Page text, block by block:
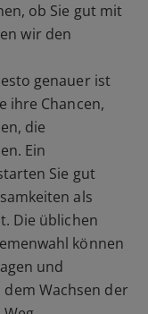
ob Sie gut mit
wir den
genauer ist
ihre Chancen,
die
Ein
Sie gut
als
Die üblichen
können
und
Wachsen der